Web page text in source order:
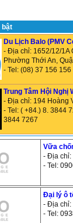
bật
Du Lịch Balo (PMV
- Địa chỉ: 1652/12/1A
Phường Thới An,
- Tel: (08) 37 156 156
Trung Tâm Hội Nghị
- Địa chỉ: 194 Hoàng
- Tel: ( +84.) 8. 3844
3844 7267
Vữa
- Địa chỉ:
- Tel:
Đại lý ô
- Địa chỉ:
- Tel: